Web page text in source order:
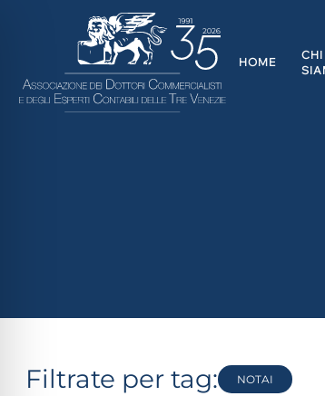
HOME
CHI
Filtrate per tag: NOTAI